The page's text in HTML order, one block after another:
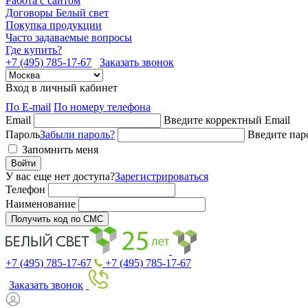
Договоры Белый свет
Покупка продукции
Часто задаваемые вопросы
Где купить?
+7 (495) 785-17-67
Заказать звонок
Вход в личный кабинет
По E-mail По номеру телефона
Email
Введите корректный Email
ПарольЗабыли пароль?
Введите
Запомнить меня
Войти
У вас еще нет доступа?Зарегистрироваться
Телефон
Наименование
Получить код по СМС
+7 (495) 785-17-67
+7 (495) 785-17-67
Заказать звонок